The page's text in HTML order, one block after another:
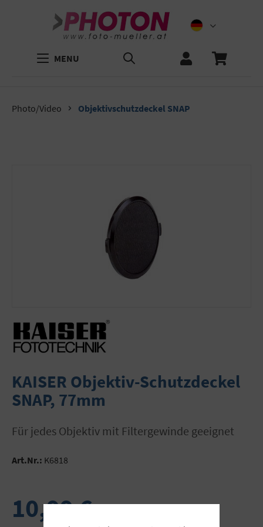
MENU
Photo/Video Objektivschutzdeckel SNAP
KAISER Objektiv-Schutzdeckel
SNAP, 77mm
für jedes Objektiv mit Filtergewinde geeignet
Art.Nr.: K6818
10,99 €